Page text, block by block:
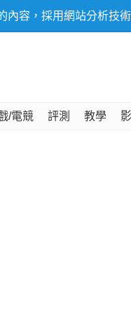
內容，採用網站分析技
/電競 評測 教學